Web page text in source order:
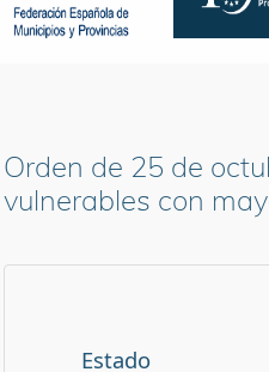
Orden de 25 de
vulnerables con
Estado